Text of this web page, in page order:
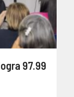
97.99